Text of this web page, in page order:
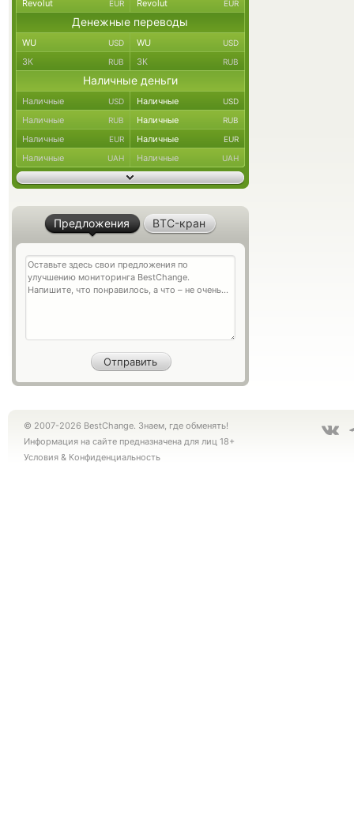
Revolut EUR Revolut EUR
Денежные переводы
WU USD WU USD
ЗК RUB ЗК RUB
Наличные деньги
Наличные USD Наличные USD
Наличные RUB Наличные RUB
Наличные EUR Наличные EUR
Наличные UAH Наличные UAH
Предложения BTC-кран
© 2007-2026 BestChange. Знаем, где обменять!
Информация на сайте предназначена для лиц 18+
Условия & Конфиденциальность